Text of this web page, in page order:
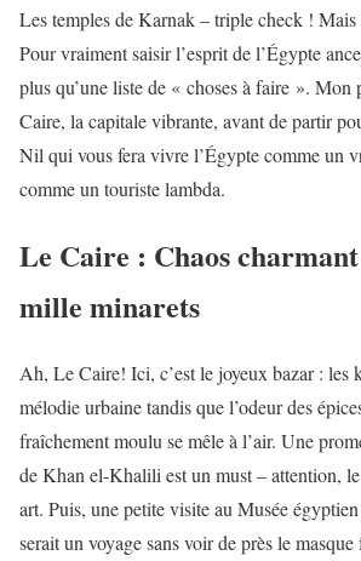
Les temples de Karnak – triple check ! Mais
Pour vraiment saisir l’esprit de l’Égypte
plus qu’une liste de « choses à faire ». Mon
Caire, la capitale vibrante, avant de partir
Nil qui vous fera vivre l’Égypte comme un
comme un touriste lambda.
Le Caire : Chaos
mille minarets
Ah, Le Caire! Ici, c’est le joyeux bazar : les
mélodie urbaine tandis que l’odeur des
fraîchement moulu se mêle à l’air. Une
de Khan el-Khalili est un must – attention,
art. Puis, une petite visite au Musée
serait un voyage sans voir de près le